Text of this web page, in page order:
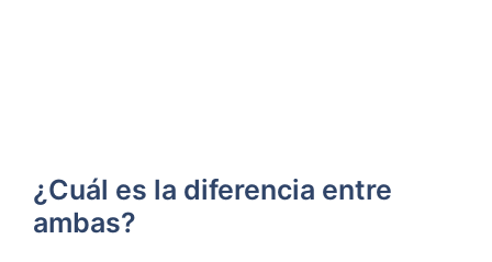
¿Cuál es la diferencia entre
ambas?